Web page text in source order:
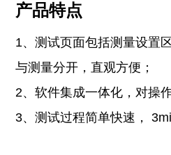
产品特点
1、测试页面包括测量设置
与测量分开，直观方便；
2、软件集成一体化，对操
3、测试过程简单快速，